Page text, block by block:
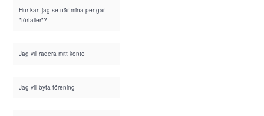
Hur kan jag se när mina pengar
"förfaller"?
Jag vill radera mitt konto
Jag vill byta förening